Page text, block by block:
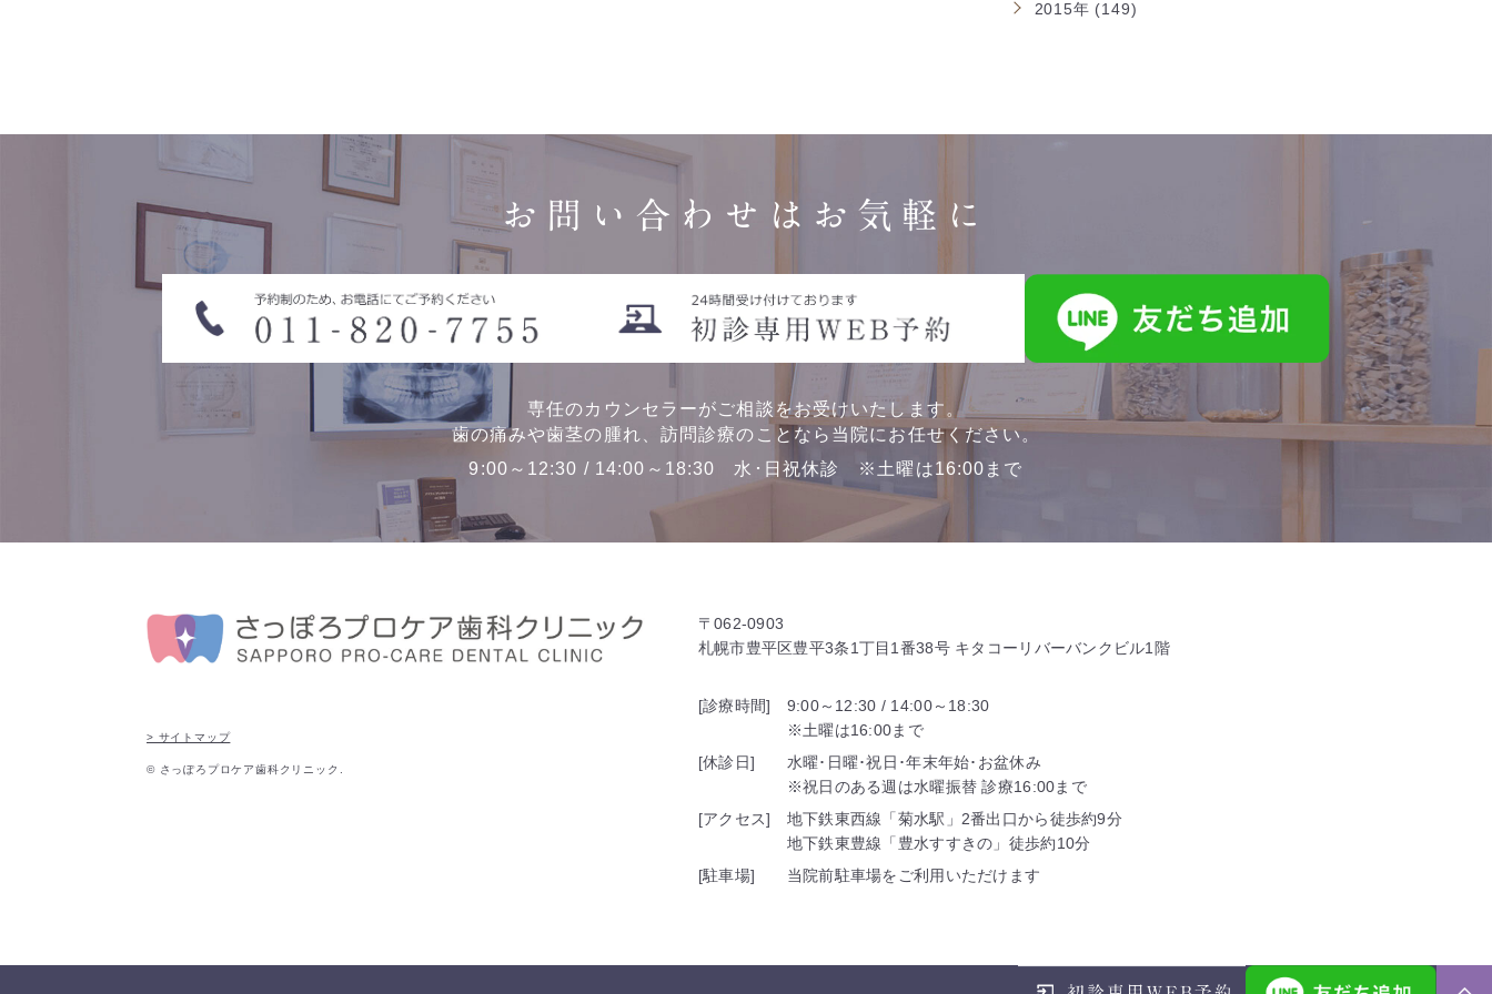
2015年 (149)
お問い合わせはお気軽に
専任のカウンセラーがご相談をお受けいたします。
歯の痛みや歯茎の腫れ、訪問診療のことなら当院にお任せください。
9:00～12:30 / 14:00～18:30 水･日祝休診 ※土曜は16:00まで
> サイトマップ
© さっぽろプロケア歯科クリニック.
〒062-0903
札幌市豊平区豊平3条1丁目1番38号 キタコーリバーバンクビル1階
[診療時間]
9:00～12:30 / 14:00～18:30
※土曜は16:00まで
[休診日]
水曜･日曜･祝日･年末年始･お盆休み
※祝日のある週は水曜振替 診療16:00まで
[アクセス]
地下鉄東西線「菊水駅」2番出口から徒歩約9分
地下鉄東豊線「豊水すすきの」徒歩約10分
[駐車場]
当院前駐車場をご利用いただけます